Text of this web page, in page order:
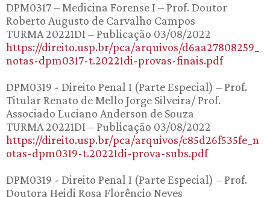
DPM0317 – Medicina Forense I – Prof. Doutor
Roberto Augusto de Carvalho Campos
TURMA 20221DI – Publicação 03/08/2022
https://direito.usp.br/pca/arquivos/d6aa27808259_
notas-dpm0317-t.20221di-provas-finais.pdf
DPM0319 - Direito Penal I (Parte Especial) – Prof.
Titular Renato de Mello Jorge Silveira/ Prof.
Associado Luciano Anderson de Souza
TURMA 20221DI – Publicação 03/08/2022
https://direito.usp.br/pca/arquivos/c85d26f535fe_n
otas-dpm0319-t.20221di-prova-subs.pdf
DPM0319 - Direito Penal I (Parte Especial) – Prof.
Doutora Heidi Rosa Florêncio Neves